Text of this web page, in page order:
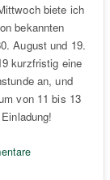
biete ich
bekannten
August und 19.
kurzfristig eine
an, und
von 11 bis 13